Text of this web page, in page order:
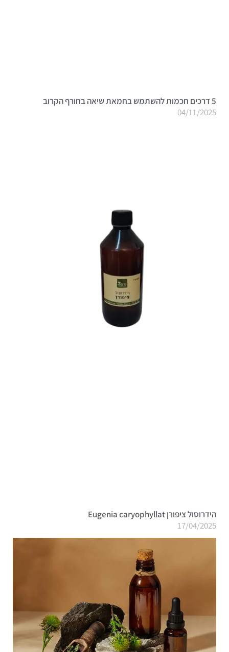
5 דרכים חכמות להשתמש בחמאת שיאה בחורף הקרוב
04/11/2025
הידרוסול ציפורן Eugenia caryophyllat
17/04/2025